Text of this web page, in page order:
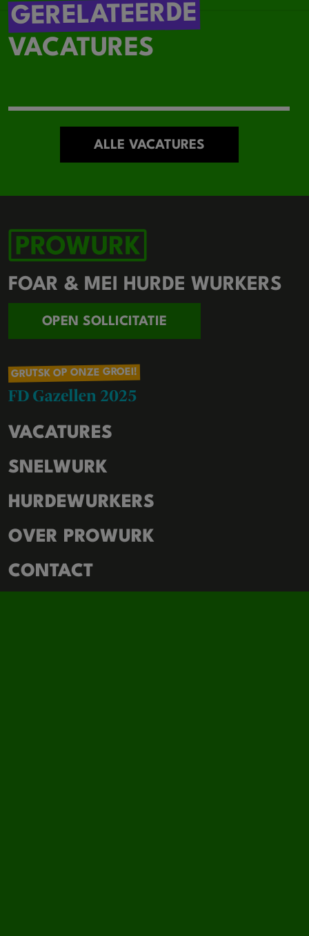
GERELATEERDE
VACATURES
ALLE VACATURES
FOAR & MEI HURDE WURKERS
OPEN SOLLICITATIE
GRUTSK OP ONZE GROEI!
VACATURES
SNELWURK
HURDEWURKERS
OVER PROWURK
CONTACT